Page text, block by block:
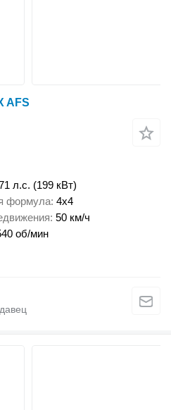
AFS
л.с. (199 кВт)
формула 4x4
50 км/ч
об/мин